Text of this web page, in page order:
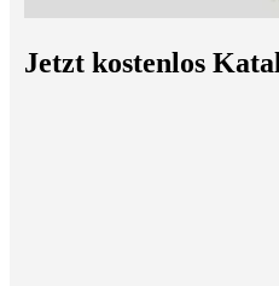
Jetzt kostenlos